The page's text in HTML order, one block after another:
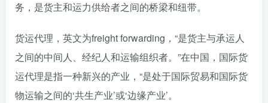
务，是货主和运力供给者之间的桥梁和纽带。
货运代理，英文为freight forwarding，“是货主与承运人
之间的中间人、经纪人和运输组织者。”在中国，国际货
运代理是指一种新兴的产业，“是处于国际贸易和国际货
物运输之间的‘共生产业’或‘边缘产业’。